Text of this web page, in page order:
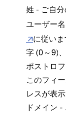
姓 - ご自
ユ⁠ーザ⁠ー名
に従い
字 (⁠0～9⁠)⁠
ポストロ
このフ⁠ィ⁠
レスが表示
ドメイン -